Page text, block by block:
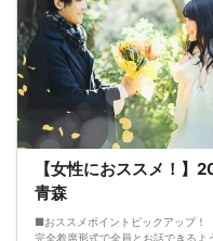
止」及び「返金」させて頂きます。
【女性におススメ！】
青森
■おススメポイントピックアップ！
完全着席形式で全員とお話できるよ